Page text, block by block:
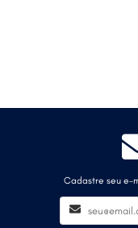
Cadastre seu e-